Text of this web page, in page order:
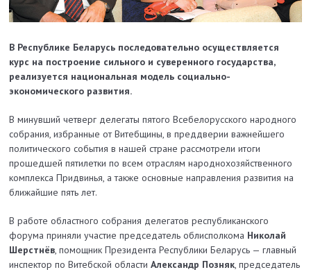
В Республике Беларусь последовательно осуществляется
курс на построение сильного и суверенного государства,
реализуется национальная модель социально-
экономического развития.
В минувший четверг делегаты пятого Всебелорусского народного
собрания, избранные от Витебщины, в преддверии важнейшего
политического события в нашей стране рассмотрели итоги
прошедшей пятилетки по всем отраслям народнохозяйственного
комплекса Придвинья, а также основные направления развития на
ближайшие пять лет.
В работе областного собрания делегатов республиканского
форума приняли участие председатель облисполкома Николай
Шерстнёв, помощник Президента Республики Беларусь — главный
инспектор по Витебской областиАлександр Позняк, председатель